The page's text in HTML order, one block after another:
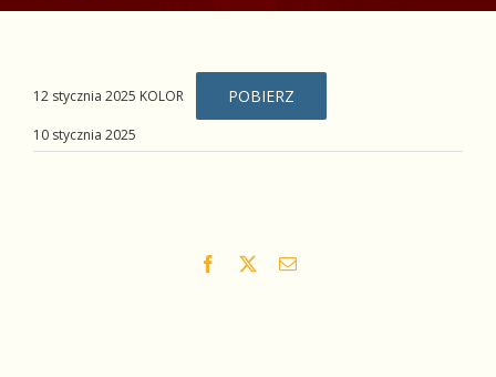
12 stycznia 2025 KOLOR POBIERZ
10 stycznia 2025
Facebook Email